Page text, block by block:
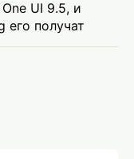
UI 9.5, и
его получат